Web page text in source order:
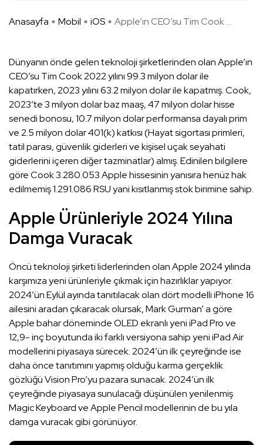
Anasayfa Mobil iOS Apple’ın CEO’su Tim Cook ...
Dünyanın önde gelen teknoloji şirketlerinden olan Apple’ın
CEO’su Tim Cook 2022 yılını 99.3 milyon dolar ile
kapatırken, 2023 yılını 63.2 milyon dolar ile kapatmış. Cook,
2023’te 3 milyon dolar baz maaş, 47 milyon dolar hisse
senedi bonosu, 10.7 milyon dolar performansa dayalı prim
ve 2.5 milyon dolar 401(k) katkısı (Hayat sigortası primleri,
tatil parası, güvenlik giderleri ve kişisel uçak seyahati
giderlerini içeren diğer tazminatlar) almış. Edinilen bilgilere
göre Cook 3.280.053 Apple hissesinin yanısıra henüz hak
edilmemiş 1.291.086 RSU yani kısıtlanmış stok birimine sahip.
Apple Ürünleriyle 2024 Yılına
Damga Vuracak
Öncü teknoloji şirketi liderlerinden olan Apple 2024 yılında
karşımıza yeni ürünleriyle çıkmak için hazırlıklar yapıyor.
2024’ün Eylül ayında tanıtılacak olan dört modelli iPhone 16
ailesini aradan çıkaracak olursak, Mark Gurman’ a göre
Apple bahar döneminde OLED ekranlı yeni iPad Pro ve
12,9- inç boyutunda iki farklı versiyona sahip yeni iPad Air
modellerini piyasaya sürecek. 2024’ün ilk çeyreğinde ise
daha önce tanıtımını yapmış olduğu karma gerçeklik
gözlüğü Vision Pro’yu pazara sunacak. 2024’ün ilk
çeyreğinde piyasaya sunulacağı düşünülen yenilenmiş
Magic Keyboard ve Apple Pencil modellerinin de bu yıla
damga vuracak gibi görünüyor.